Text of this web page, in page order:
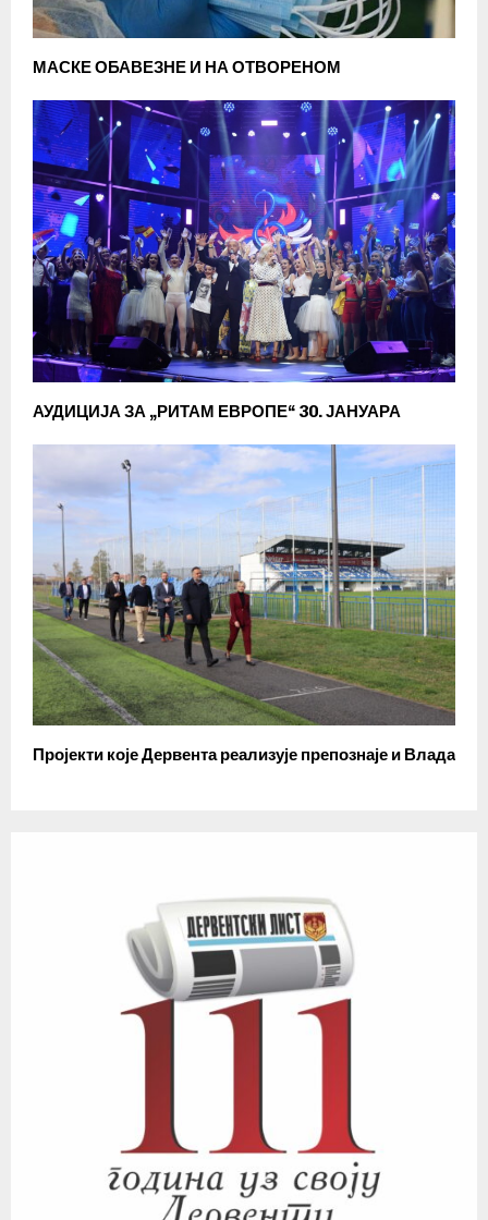
МАСКЕ ОБАВЕЗНЕ И НА ОТВОРЕНОМ
АУДИЦИЈА ЗА „РИТАМ ЕВРОПЕ“ 30. ЈАНУАРА
Пројекти које Дервента реализује препознаје и Влада